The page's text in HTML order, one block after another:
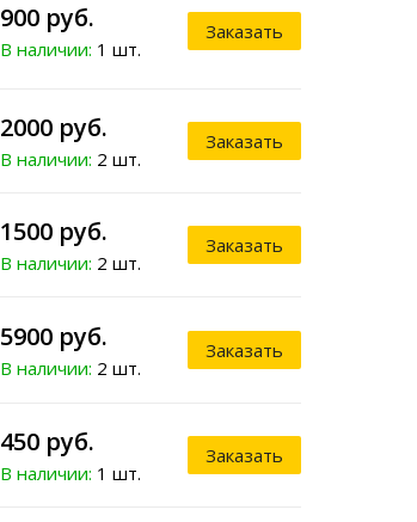
900 руб.
В наличии: 1 шт.
Заказать
2000 руб.
В наличии: 2 шт.
Заказать
1500 руб.
В наличии: 2 шт.
Заказать
5900 руб.
В наличии: 2 шт.
Заказать
450 руб.
В наличии: 1 шт.
Заказать